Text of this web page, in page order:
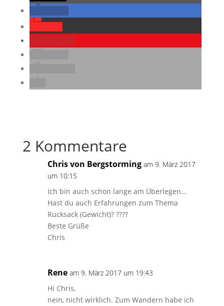
2 Kommentare
Chris von Bergstorming am 9. März 2017
um 10:15
Ich bin auch schon lange am Überlegen…
Hast du auch Erfahrungen zum Thema
Rucksack (Gewicht)? ????
Beste Grüße
Chris
Rene am 9. März 2017 um 19:43
Hi Chris,
nein, nicht wirklich. Zum Wandern habe ich